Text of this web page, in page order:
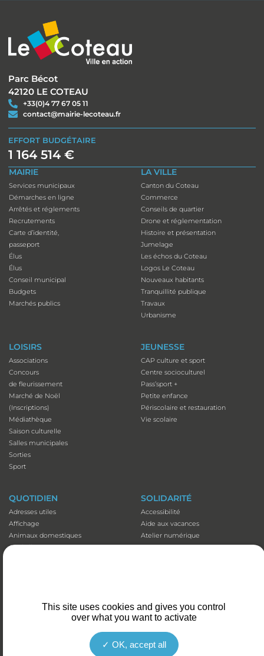
Parc Bécot
42120 LE COTEAU
+33(0)4 77 67 05 11
contact@mairie-lecoteau.fr
EFFORT BUDGÉTAIRE
1 164 514 €
MAIRIE
Services municipaux
Démarches en ligne
Arrêtés et réglements
Recrutements
Carte d’identité,
passeport
Élus
Élus
Conseil municipal
Budgets
Marchés publics
LA VILLE
Canton du Coteau
Commerce
Conseils de quartier
Drone et réglementation
Histoire et présentation
Jumelage
Les échos du Coteau
Logos Le Coteau
Nouveaux habitants
Tranquillité publique
Travaux
Urbanisme
LOISIRS
Associations
Concours
de fleurissement
Marché de Noël
(Inscriptions)
Médiathèque
Saison culturelle
Salles municipales
Sorties
Sport
JEUNESSE
CAP culture et sport
Centre socioculturel
Pass’sport +
Petite enfance
Périscolaire et restauration
Vie scolaire
QUOTIDIEN
Adresses utiles
Affichage
Animaux domestiques
Appli illiwap©
Santé et prévention
SOLIDARITÉ
Accessibilité
Aide aux vacances
Atelier numérique
Carte séniors
Plan canicule
Portage de repas
This site uses cookies and gives you control
over what you want to activate
OK, accept all